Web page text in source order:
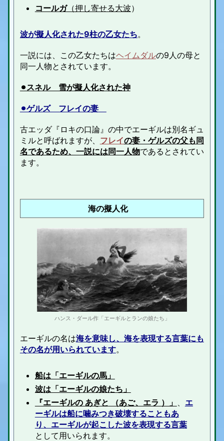
コールガ（押し寄せる大波）
波が擬人化された9柱の乙女たち。
一説には、この乙女たちはヘイムダルの9人の母と
同一人物とされています。
⚫︎スネル 雪が擬人化された神
⚫︎ゲルズ フレイの妻
古エッダ『ロキの口論』の中でエーギルは別名ギュ
ミルと呼ばれますが、 フレイの妻・ゲルズの父も同
名であるため、一説には同一人物であるとされてい
ます。
海の擬人化
ハンス・ダール作「エーギルとランの娘たち」
エーギルの名は海を意味し、海を表現する言葉にも
その名が用いられています。
船は「エーギルの馬」
波は「エーギルの娘たち」
『エーギルの あぎと （あご、エラ ）」 、 エ
ーギルは船に噛みつき破壊することもあ
り、エーギルが起こした波を表現する言葉
として用いられます。